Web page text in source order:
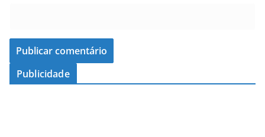
Publicidade